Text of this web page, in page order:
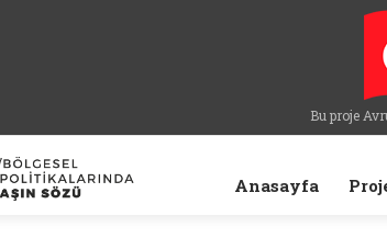
Bu proje
Anasayfa